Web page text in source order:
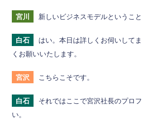
宮川 新しいビジネスモデルということ
白石
はい。本日は詳しくお伺いして
くお願いいたします。
宮沢 こちらこそです。
白石
それではここで宮沢社長のプロ
い。